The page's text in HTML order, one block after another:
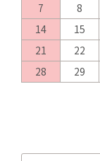
7
8
14
15
21
22
28
29